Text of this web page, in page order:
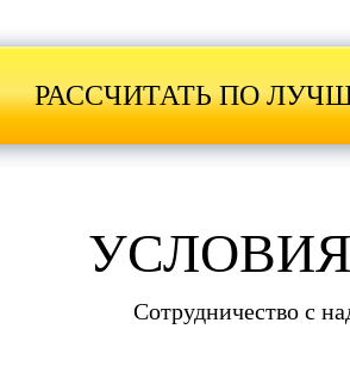
РАСCЧИТАТЬ ПО
Сотрудничество с